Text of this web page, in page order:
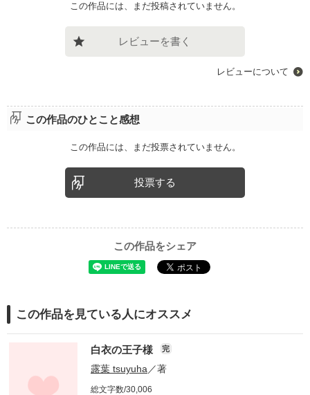
この作品には、まだ投稿されていません。
レビューを書く
レビューについて
この作品のひとこと感想
この作品には、まだ投票されていません。
投票する
この作品をシェア
この作品を見ている人にオススメ
白衣の王子様 完
露葉 tsuyuha ／著
総文字数/30,006